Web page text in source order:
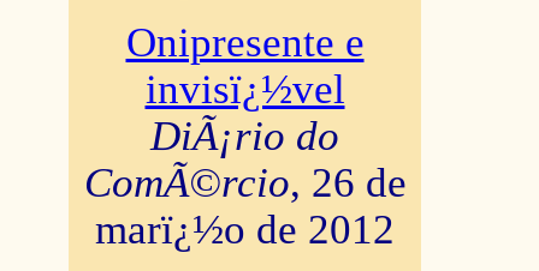
Onipresente e
invisï¿½vel
DiÃ¡rio do
ComÃ©rcio, 26 de
marï¿½o de 2012